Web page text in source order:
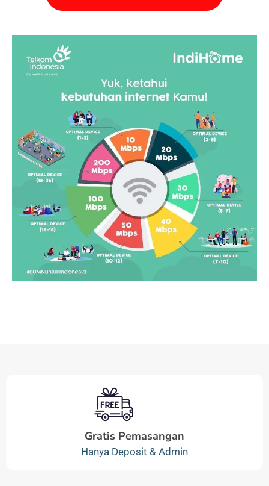
Gratis Pemasangan
Hanya Deposit & Admin